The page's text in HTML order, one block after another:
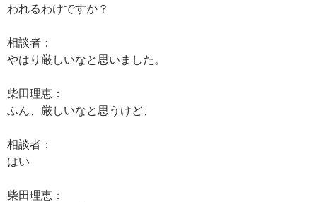
われるわけですか？
相談者：
やはり厳しいなと思いました。
柴田理恵：
ふん、厳しいなと思うけど、
相談者：
はい
柴田理恵：